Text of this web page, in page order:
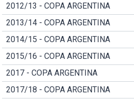
2012/13 - COPA ARGENTINA
2013/14 - COPA ARGENTINA
2014/15 - COPA ARGENTINA
2015/16 - COPA ARGENTINA
2017 - COPA ARGENTINA
2017/18 - COPA ARGENTINA